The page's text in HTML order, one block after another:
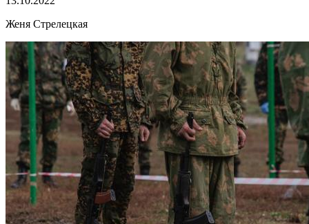
Женя Стрелецкая